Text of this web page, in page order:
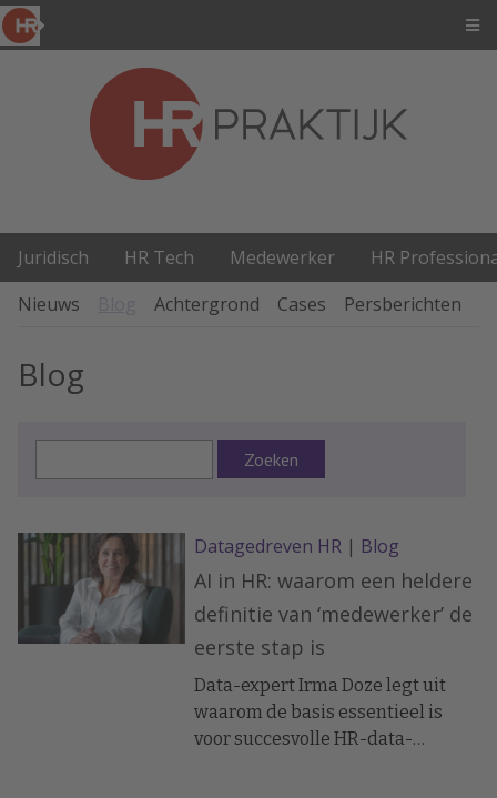
Juridisch HR Tech Medewerker
HR
Nieuws
Achtergrond Cases Persberichten
Blog
Zoeken
Datagedreven HR | Blog
AI in HR: waarom een heldere
definitie van ‘medewerker’ de
eerste stap is
Data-expert Irma Doze legt uit
waarom de basis essentieel is
voor succesvolle HR-data-